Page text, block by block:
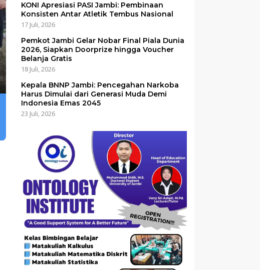
KONI Apresiasi PASI Jambi: Pembinaan
Konsisten Antar Atletik Tembus Nasional
17 Juli, 2026
Pemkot Jambi Gelar Nobar Final Piala Dunia
2026, Siapkan Doorprize hingga Voucher
Belanja Gratis
18 Juli, 2026
Kepala BNNP Jambi: Pencegahan Narkoba
Harus Dimulai dari Generasi Muda Demi
Indonesia Emas 2045
23 Juli, 2026